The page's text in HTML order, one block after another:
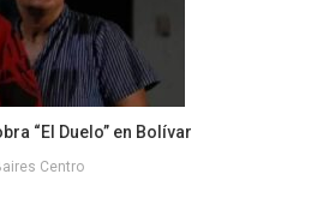
“El Duelo” en Bolívar
Centro